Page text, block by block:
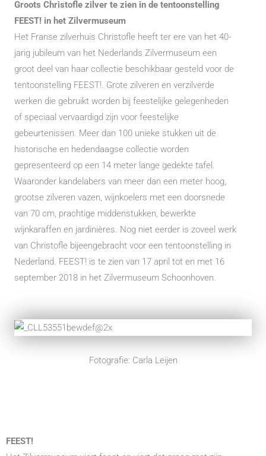
Groots Christofle zilver te zien in de tentoonstelling
FEEST! in het Zilvermuseum
Het Franse zilverhuis Christofle heeft ter ere van het 40-
jarig jubileum van het Nederlands Zilvermuseum een
groot deel van haar collectie beschikbaar gesteld voor de
tentoonstelling FEEST!. Grote zilveren en verzilverde
werken die gebruikt worden bij feestelijke gelegenheden
of speciaal vervaardigd zijn voor feestelijke
gebeurtenissen. Meer dan 100 unieke stukken uit de
historische en hedendaagse collectie worden
gepresenteerd op een 14 meter lange gedekte tafel.
Waaronder kandelabers van meer dan een meter hoog,
grootse zilveren vazen, wijnkoelers met een doorsnede
van 70 cm, prachtige middenstukken, bewerkte
wijnkaraffen en jardinières. Nog niet eerder is zoveel werk
van Christofle bijeengebracht voor een tentoonstelling in
Nederland. FEEST! is te zien van 17 april tot en met 16
september 2018 in het Zilvermuseum Schoonhoven.
Fotografie: Carla Leijen
FEEST!